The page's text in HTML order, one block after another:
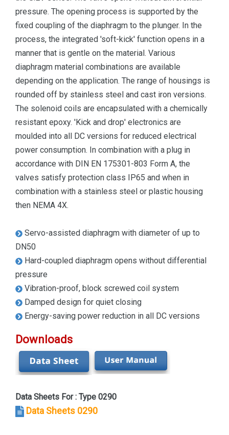
pressure. The opening process is supported by the
fixed coupling of the diaphragm to the plunger. In the
process, the integrated 'soft-kick' function opens in a
manner that is gentle on the material. Various
diaphragm material combinations are available
depending on the application. The range of housings is
rounded off by stainless steel and cast iron versions.
The solenoid coils are encapsulated with a chemically
resistant epoxy. 'Kick and drop' electronics are
moulded into all DC versions for reduced electrical
power consumption. In combination with a plug in
accordance with DIN EN 175301-803 Form A, the
valves satisfy protection class IP65 and when in
combination with a stainless steel or plastic housing
then NEMA 4X.
Servo-assisted diaphragm with diameter of up to
DN50
Hard-coupled diaphragm opens without differential
pressure
Vibration-proof, block screwed coil system
Damped design for quiet closing
Energy-saving power reduction in all DC versions
Downloads
Data Sheets For : Type 0290
Data Sheets 0290